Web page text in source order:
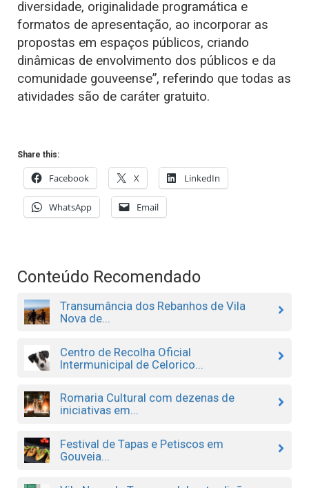
diversidade, originalidade programática e
formatos de apresentação, ao incorporar as
propostas em espaços públicos, criando
dinâmicas de envolvimento dos públicos e da
comunidade gouveense”, referindo que todas as
atividades são de caráter gratuito.
Share this:
Facebook X LinkedIn
WhatsApp Email
Conteúdo Recomendado
Transumância dos Rebanhos de Vila
Nova de...
Centro de Recolha Oficial
Intermunicipal de Celorico...
Romaria Cultural com dezenas de
iniciativas em...
Festival de Tapas e Petiscos em
Gouveia...